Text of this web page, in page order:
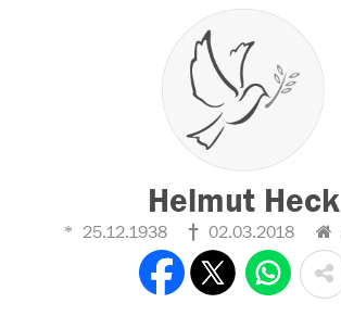
Helmut Heck
25.12.1938 02.03.2018